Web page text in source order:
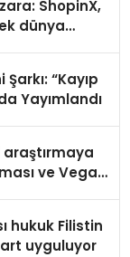
ShopinX,
dünya
“Kayıp
Yayımlandı
araştırmaya
ve Vegan
hukuk Filistin
uyguluyor